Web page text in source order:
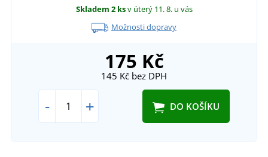
Skladem 2 ksv úterý 11. 8. u vás
Možnosti dopravy
175 Kč
145 Kč bez DPH
- + DO KOŠÍKU